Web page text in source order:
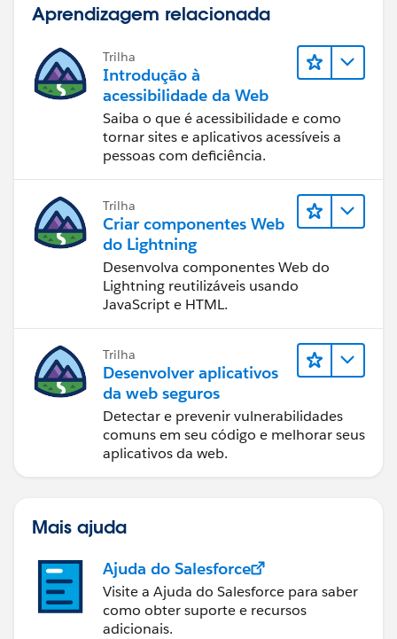
Aprendizagem relacionada
Trilha
Introdução à
acessibilidade da Web
Saiba o que é acessibilidade e como
tornar sites e aplicativos acessíveis a
pessoas com deficiência.
Trilha
Criar componentes Web
do Lightning
Desenvolva componentes Web do
Lightning reutilizáveis usando
JavaScript e HTML.
Trilha
Desenvolver aplicativos
da web seguros
Detectar e prevenir vulnerabilidades
comuns em seu código e melhorar seus
aplicativos da web.
Mais ajuda
Ajuda do Salesforce
Visite a Ajuda do Salesforce para saber
como obter suporte e recursos
adicionais.